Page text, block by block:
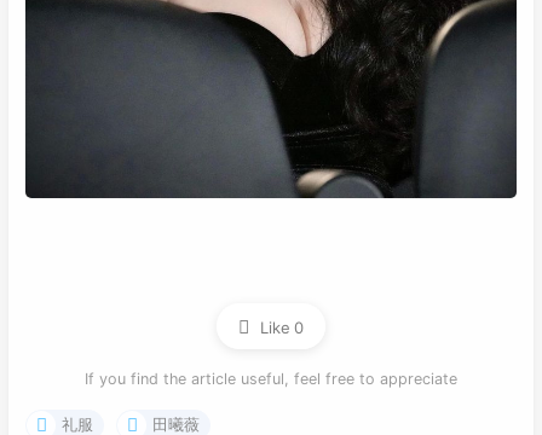
Like 0
If you find the article useful, feel free to appreciate
礼服 田曦薇